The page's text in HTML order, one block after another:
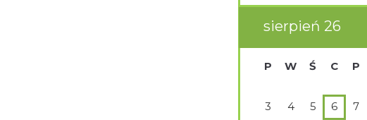
sierpień 26
P W Ś C P
3
4 5 6 7